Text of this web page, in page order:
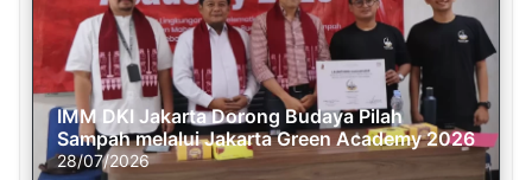
IMM DKI Jakarta Dorong Budaya Pilah
Sampah melalui Jakarta Green Academy 2026
28/07/2026